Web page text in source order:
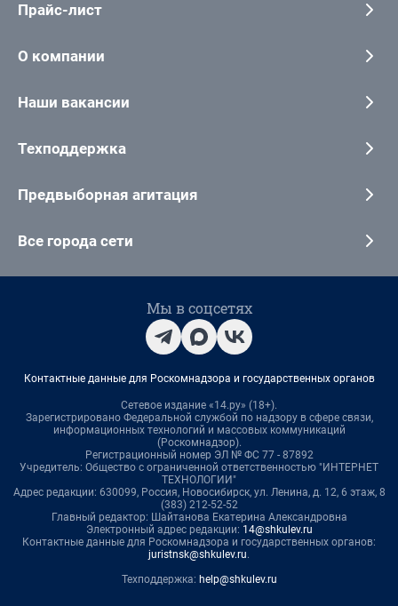
Прайс-лист
О компании
Наши вакансии
Техподдержка
Предвыборная агитация
Все города сети
Мы в соцсетях
Контактные данные для Роскомнадзора и государственных органов
Сетевое издание «14.ру» (18+).
Зарегистрировано Федеральной службой по надзору в сфере связи,
информационных технологий и массовых коммуникаций
(Роскомнадзор).
Регистрационный номер ЭЛ № ФС 77 - 87892
Учредитель: Общество с ограниченной ответственностью "ИНТЕРНЕТ
ТЕХНОЛОГИИ"
Адрес редакции: 630099, Россия, Новосибирск, ул. Ленина, д. 12, 6 этаж, 8
(383) 212-52-52
Главный редактор: Шайтанова Екатерина Александровна
Электронный адрес редакции: 14@shkulev.ru
Контактные данные для Роскомнадзора и государственных органов:
juristnsk@shkulev.ru.
Техподдержка: help@shkulev.ru